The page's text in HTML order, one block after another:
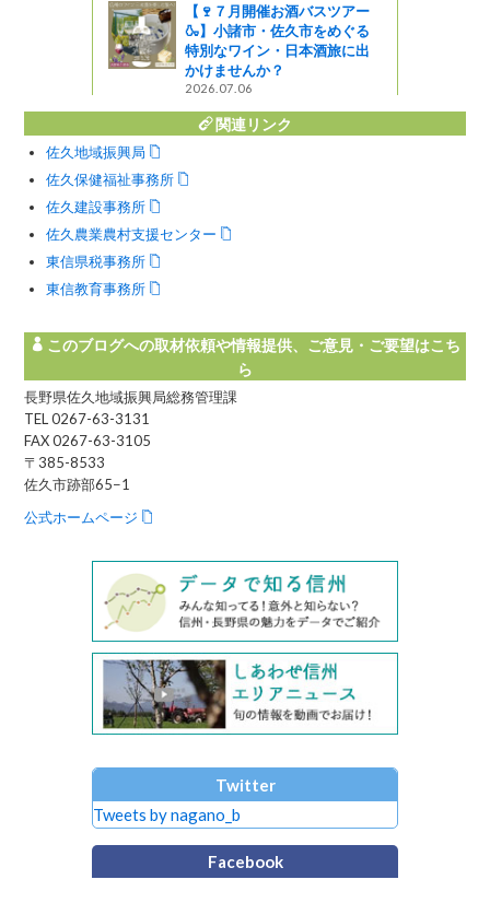
【🍷７月開催お酒バスツアー
🍶】小諸市・佐久市をめぐる
特別なワイン・日本酒旅に出
かけませんか？
2026.07.06
関連リンク
佐久地域振興局
佐久保健福祉事務所
佐久建設事務所
佐久農業農村支援センター
東信県税事務所
東信教育事務所
このブログへの取材依頼や情報提供、ご意見・ご要望はこち
ら
長野県佐久地域振興局総務管理課
TEL 0267-63-3131
FAX 0267-63-3105
〒385-8533
佐久市跡部65−1
公式ホームページ
Twitter
Tweets by nagano_b
Facebook